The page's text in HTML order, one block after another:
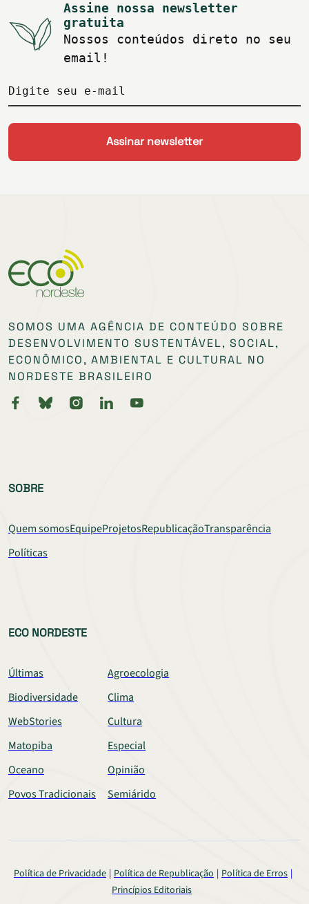
Assine nossa newsletter
gratuita
Nossos conteúdos direto no seu
email!
Digite seu e-mail
SOMOS UMA AGÊNCIA DE CONTEÚDO SOBRE
DESENVOLVIMENTO SUSTENTÁVEL, SOCIAL,
ECONÔMICO, AMBIENTAL E CULTURAL NO
NORDESTE BRASILEIRO
SOBRE
Quem somosEquipeProjetosRepublicaçãoTransparência
Políticas
ECO NORDESTE
Últimas
Agroecologia
Biodiversidade
Clima
WebStories
Cultura
Matopiba
Especial
Oceano
Opinião
Povos Tradicionais
Semiárido
Política de Privacidade Política de Republicação Política de Erros
Princípios Editoriais